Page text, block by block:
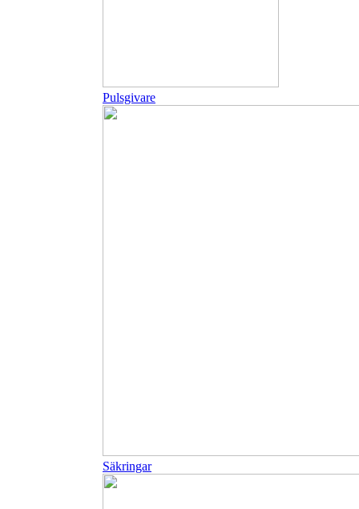
Pulsgivare
Säkringar